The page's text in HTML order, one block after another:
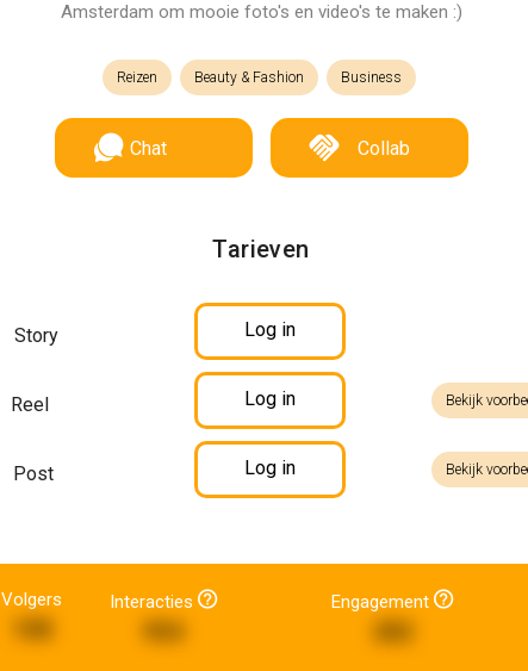
Amsterdam om mooie foto's en video's te maken :)
Reizen Beauty & Fashion Business
Chat Collab
Tarieven
Story Log in
Reel Log in Bekijk
Post Log in Bekijk
Volgers
108
Interacties Engagement
282